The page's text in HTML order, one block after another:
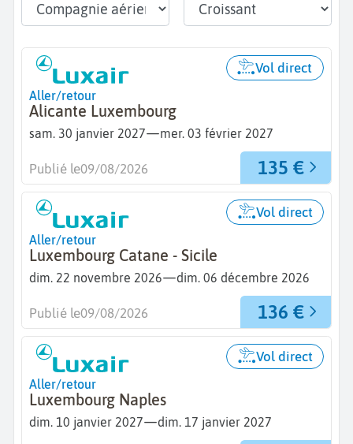
Aller/retour
Alicante Luxembourg
sam. 30 janvier 2027—mer. 03 février 2027
Vol direct
135 €
Publié le09/08/2026
Aller/retour
Luxembourg Catane - Sicile
dim. 22 novembre 2026—dim. 06 décembre 2026
Vol direct
136 €
Publié le09/08/2026
Aller/retour
Luxembourg Naples
dim. 10 janvier 2027—dim. 17 janvier 2027
Vol direct